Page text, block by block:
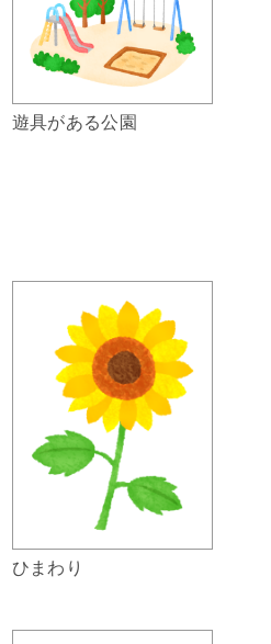
遊具がある公園
ひまわり